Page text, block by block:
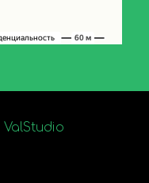
ValStudio